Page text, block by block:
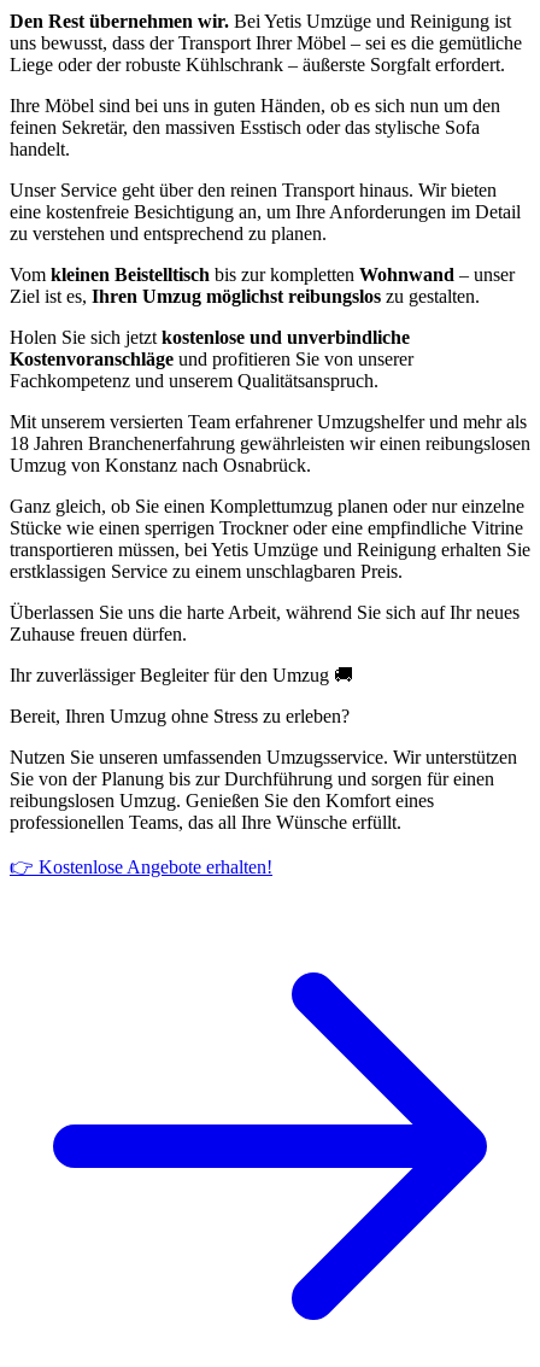
Den Rest übernehmen wir. Bei Yetis Umzüge und Reinigung ist
uns bewusst, dass der Transport Ihrer Möbel – sei es die gemütliche
Liege oder der robuste Kühlschrank – äußerste Sorgfalt erfordert.
Ihre Möbel sind bei uns in guten Händen, ob es sich nun um den
feinen Sekretär, den massiven Esstisch oder das stylische Sofa
handelt.
Unser Service geht über den reinen Transport hinaus. Wir bieten
eine kostenfreie Besichtigung an, um Ihre Anforderungen im Detail
zu verstehen und entsprechend zu planen.
Vom kleinen Beistelltisch bis zur kompletten Wohnwand – unser
Ziel ist es, Ihren Umzug möglichst reibungslos zu gestalten.
Holen Sie sich jetzt kostenlose und unverbindliche
Kostenvoranschläge und profitieren Sie von unserer
Fachkompetenz und unserem Qualitätsanspruch.
Mit unserem versierten Team erfahrener Umzugshelfer und mehr als
18 Jahren Branchenerfahrung gewährleisten wir einen reibungslosen
Umzug von Konstanz nach Osnabrück.
Ganz gleich, ob Sie einen Komplettumzug planen oder nur einzelne
Stücke wie einen sperrigen Trockner oder eine empfindliche Vitrine
transportieren müssen, bei Yetis Umzüge und Reinigung erhalten Sie
erstklassigen Service zu einem unschlagbaren Preis.
Überlassen Sie uns die harte Arbeit, während Sie sich auf Ihr neues
Zuhause freuen dürfen.
Ihr zuverlässiger Begleiter für den Umzug 🚚
Bereit, Ihren Umzug ohne Stress zu erleben?
Nutzen Sie unseren umfassenden Umzugsservice. Wir unterstützen
Sie von der Planung bis zur Durchführung und sorgen für einen
reibungslosen Umzug. Genießen Sie den Komfort eines
professionellen Teams, das all Ihre Wünsche erfüllt.
👉 Kostenlose Angebote erhalten!